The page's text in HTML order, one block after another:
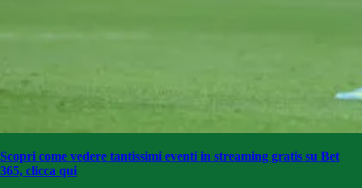
Scopri come vedere tantissimi eventi in streaming gratis su Bet
365, clicca qui